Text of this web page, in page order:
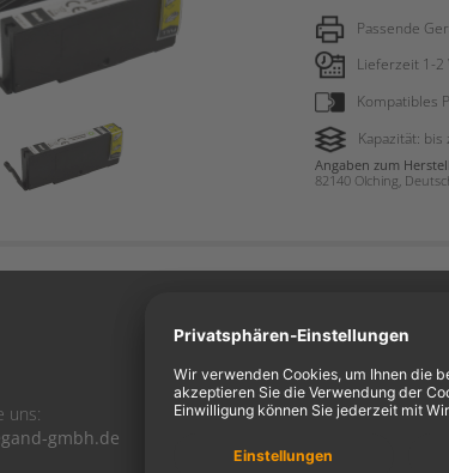
Passende
Lieferzeit 1-2
Kompatibles
Kapazität:
Angaben zum
82140 Olching,
uns:
gmbh.de
Mein Konto
Login